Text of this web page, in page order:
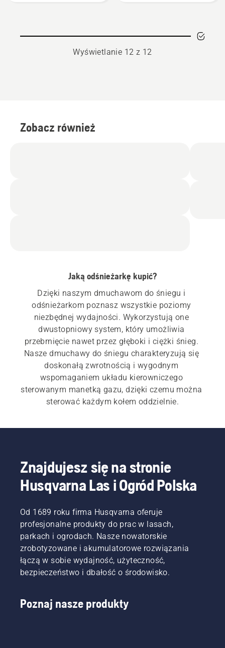
Wyświetlanie 12 z 12
Zobacz również
Jaką odśnieżarkę kupić?
Dzięki naszym dmuchawom do śniegu i
odśnieżarkom poznasz wszystkie poziomy
niezbędnej wydajności. Wykorzystują one
dwustopniowy system, który umożliwia
przebrnięcie nawet przez głęboki i ciężki śnieg.
Nasze dmuchawy do śniegu charakteryzują się
doskonałą zwrotnością i wygodnym
wspomaganiem układu kierowniczego
sterowanym manetką gazu, dzięki czemu można
nasz
przewodnik zakupowy dotyczący dmuchaw
do śniegu, aby znaleźć najlepsze rozwiązanie do
swoich potrzeb.
Znajdujesz się na stronie
Husqvarna Las i Ogród Polska
Od 1689 roku firma Husqvarna oferuje
profesjonalne produkty do prac w lasach,
parkach i ogrodach. Nasze nowatorskie
zrobotyzowane i akumulatorowe rozwiązania
łączą w sobie wydajność, użyteczność,
bezpieczeństwo i dbałość o środowisko.
Poznaj nasze produkty